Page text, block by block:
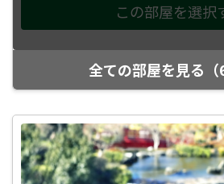
全ての部屋を見る（